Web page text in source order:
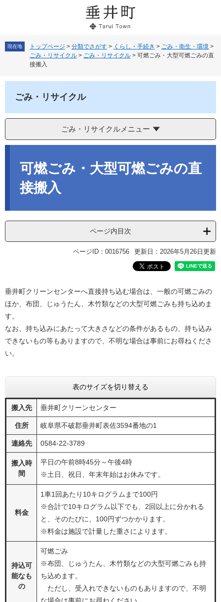
へ
現在地 トップページ > 分類でさがす > くらし・手続き > ごみ・衛生・環境 >
ごみ・リサイクル > ごみ・リサイクル > 可燃ごみ・大型可燃ごみの直
接搬入
ごみ・リサイクル
ごみ・リサイクルメニュー
可燃ごみ・大型可燃ごみの直
接搬入
ページ内目次
ページID：0016756 更新日：2026年5月26日更新
垂井町クリーンセンターへ直接持ち込む場合は、一般の可燃ごみの
ほか、布団、じゅうたん、木竹類などの大型可燃ごみも持ち込めま
す。
なお、持ち込みにあたって大きさなどの条件があるもの、持ち込み
できないもの等もありますので、不明な場合は事前にお尋ねくださ
い。
表のサイズを切り替える
搬入先 垂井町クリーンセンター
住所 岐阜県不破郡垂井町表佐3594番地の1
連絡先 0584-22-3789
搬入時
間
平日の午前8時45分～午後4時
※土日、祝日、年末年始はお休みです。
料金
1車1回あたり10キログラムまで100円
※合計で10キログラム以下でも、2回以上に分かれる
と、そのたびに、100円ずつかかります。
※料金は施設で計量した重さによります。
持込可
能なも
の
可燃ごみ
※布団、じゅうたん、木竹類などの大型可燃ごみも持
ち込めます。
ただし、受入れできないものもありますので、不明